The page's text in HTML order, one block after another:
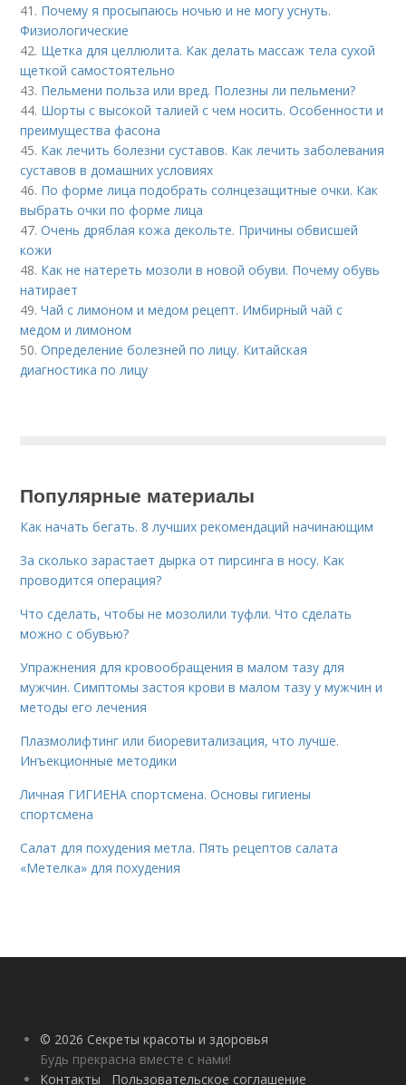
41. Почему я просыпаюсь ночью и не могу уснуть.
Физиологические
42. Щетка для целлюлита. Как делать массаж тела сухой
щеткой самостоятельно
43. Пельмени польза или вред. Полезны ли пельмени?
44. Шорты с высокой талией с чем носить. Особенности и
преимущества фасона
45. Как лечить болезни суставов. Как лечить заболевания
суставов в домашних условиях
46. По форме лица подобрать солнцезащитные очки. Как
выбрать очки по форме лица
47.Очень дряблая кожа декольте. Причины обвисшей
кожи
48. Как не натереть мозоли в новой обуви. Почему обувь
натирает
49.Чай с лимоном и медом рецепт. Имбирный чай с
медом и лимоном
50.Определение болезней по лицу. Китайская
диагностика по лицу
Популярные материалы
Как начать бегать. 8 лучших рекомендаций начинающим
За сколько зарастает дырка от пирсинга в носу. Как
проводится операция?
Что сделать, чтобы не мозолили туфли. Что сделать
можно с обувью?
Упражнения для кровообращения в малом тазу для
мужчин. Симптомы застоя крови в малом тазу у мужчин и
методы его лечения
Плазмолифтинг или биоревитализация, что лучше.
Инъекционные методики
Личная ГИГИЕНА спортсмена. Основы гигиены
спортсмена
Салат для похудения метла. Пять рецептов салата
«Метелка» для похудения
© 2026 Секреты красоты и здоровья
Будь прекрасна вместе с нами!
Контакты
Пользовательское соглашение